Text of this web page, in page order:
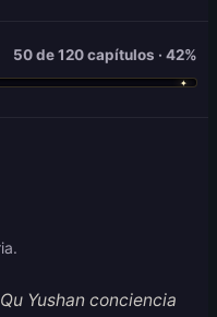
50 de 120 capítulos · 42%
Yushan conciencia